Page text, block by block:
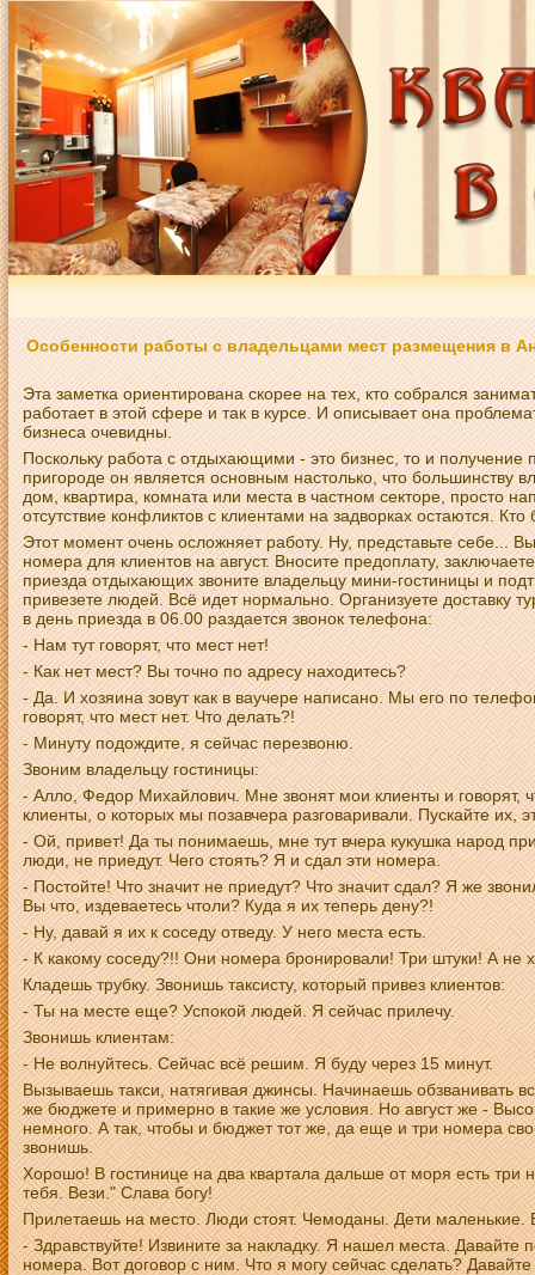
Особенности работы с владельцами мест размещения в
Эта заметка ориентирована скорее на тех, кто собрался
работает в этой сфере и так в курсе. И описывает она
бизнеса очевидны.
Поскольку работа с отдыхающими - это бизнес, то и
пригороде он является основным настолько, что большинству
дом, квартира, комната или места в частном секторе, просто
отсутствие конфликтов с клиентами на задворках остаются.
Этот момент очень осложняет работу. Ну, представьте себе...
номера для клиентов на август. Вносите предоплату,
приезда отдыхающих звоните владельцу мини-гостиницы и
привезете людей. Всё идет нормально. Организуете доставку
в день приезда в 06.00 раздается звонок телефона:
- Нам тут говорят, что мест нет!
- Как нет мест? Вы точно по адресу находитесь?
- Да. И хозяина зовут как в ваучере написано. Мы его по
говорят, что мест нет. Что делать?!
- Минуту подождите, я сейчас перезвоню.
Звоним владельцу гостиницы:
- Алло, Федор Михайлович. Мне звонят мои клиенты и говорят,
клиенты, о которых мы позавчера разговаривали. Пускайте их,
- Ой, привет! Да ты понимаешь, мне тут вчера кукушка народ
люди, не приедут. Чего стоять? Я и сдал эти номера.
- Постойте! Что значит не приедут? Что значит сдал? Я же
Вы что, издеваетесь чтоли? Куда я их теперь дену?!
- Ну, давай я их к соседу отведу. У него места есть.
- К какому соседу?!! Они номера бронировали! Три штуки! А не
Кладешь трубку. Звонишь таксисту, который привез клиентов:
- Ты на месте еще? Успокой людей. Я сейчас прилечу.
Звонишь клиентам:
- Не волнуйтесь. Сейчас всё решим. Я буду через 15 минут.
Вызываешь такси, натягивая джинсы. Начинаешь обзванивать
же бюджете и примерно в такие же условия. Но август же -
немного. А так, чтобы и бюджет тот же, да еще и три номера
звонишь.
Хорошо! В гостинице на два квартала дальше от моря есть
тебя. Вези." Слава богу!
Прилетаешь на место. Люди стоят. Чемоданы. Дети маленькие.
- Здравствуйте! Извините за накладку. Я нашел места.
номера. Вот договор с ним. Что я могу сейчас сделать?